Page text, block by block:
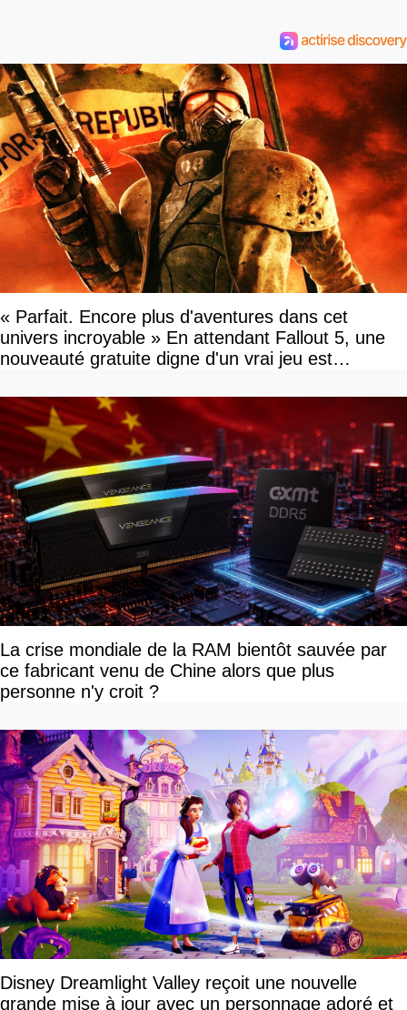
« Parfait. Encore plus d'aventures dans cet
univers incroyable » En attendant Fallout 5, une
nouveauté gratuite digne d'un vrai jeu est
La crise mondiale de la RAM bientôt sauvée par
ce fabricant venu de Chine alors que plus
personne n'y croit ?
Disney Dreamlight Valley reçoit une nouvelle
grande mise à jour avec un personnage adoré et